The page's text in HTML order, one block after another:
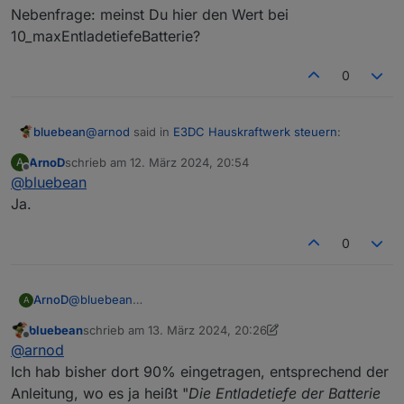
Habe auch keinen Parameter im Kopf wo man hätte
Die Gesamtkapazität der Batterie wird über den e3dc-
rscp Adapter direkt ausgelesen. Wenn da bereits die
Nebenfrage: meinst Du hier den Wert bei
10_maxEntladetiefeBatterie?
0
bluebean@arnod said in E3DC Hauskraftwerk steuern:
A
Offline
ArnoDschrieb am 12. März 2024, 20:54
zuletzt editiert von
@bluebean
Ja.
0
A ArnoD@bluebean
Offline
bluebeanschrieb am 13. März 2024, 20:26
zuletzt editiert von bluebean
@arnod
Ich hab bisher dort 90% eingetragen, entsprechend der
Anleitung, wo es ja heißt "Die Entladetiefe der Batterie